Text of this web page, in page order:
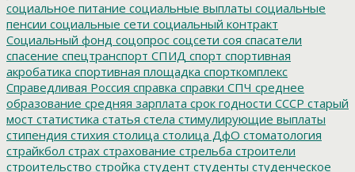
социальное питание социальные выплаты социальные
пенсии социальные сети социальный контракт
Социальный фонд соцопрос соцсети соя спасатели
спасение спецтранспорт СПИД спорт спортивная
акробатика спортивная площадка спорткомплекс
Справедливая Россия справка справки СПЧ среднее
образование средняя зарплата срок годности СССР старый
мост статистика статья стела стимулирующие выплаты
стипендия стихия столица столица ДфО стоматология
страйкбол страх страхование стрельба строители
строительство стройка студент студенты студенческое